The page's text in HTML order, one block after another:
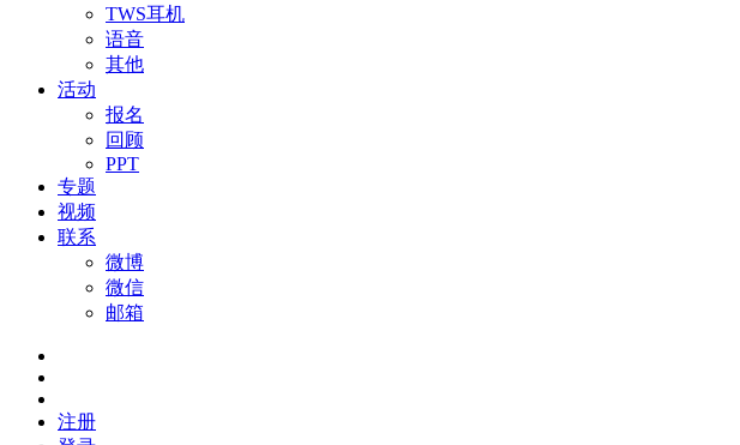
TWS耳机
语音
其他
活动
报名
回顾
PPT
专题
视频
联系
微博
微信
邮箱
注册